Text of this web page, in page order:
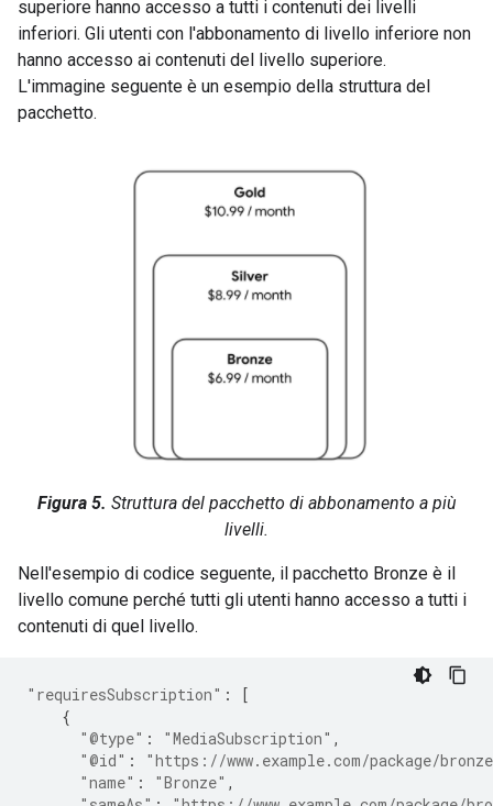
superiore hanno accesso a tutti i contenuti dei livelli
inferiori. Gli utenti con l'abbonamento di livello inferiore non
hanno accesso ai contenuti del livello superiore.
L'immagine seguente è un esempio della struttura del
pacchetto.
Figura 5. Struttura del pacchetto di abbonamento a più
livelli.
Nell'esempio di codice seguente, il pacchetto Bronze è il
livello comune perché tutti gli utenti hanno accesso a tutti i
contenuti di quel livello.
"requiresSubscription" :
[
{
"@type" : "MediaSubscription" ,
"@id" :
"https://www.example.com/package/
"name" : "Bronze" ,